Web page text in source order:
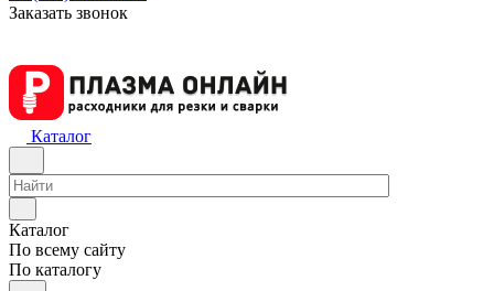
Заказать звонок
Каталог
Каталог
По всему сайту
По каталогу